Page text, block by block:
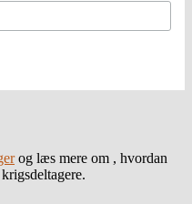
og læs mere om , hvordan